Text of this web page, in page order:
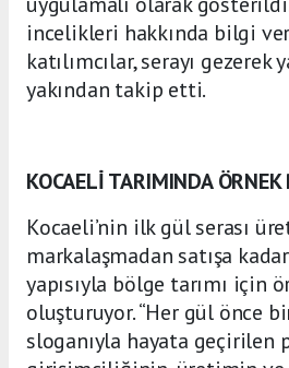
incelikleri hakkında bilgi
katılımcılar, serayı gezerek
yakından takip etti.
KOCAELİ TARIMINDA ÖRNEK
Kocaeli’nin ilk gül serası
markalaşmadan satışa
yapısıyla bölge tarımı için
oluşturuyor. “Her gül önce
sloganıyla hayata geçirilen